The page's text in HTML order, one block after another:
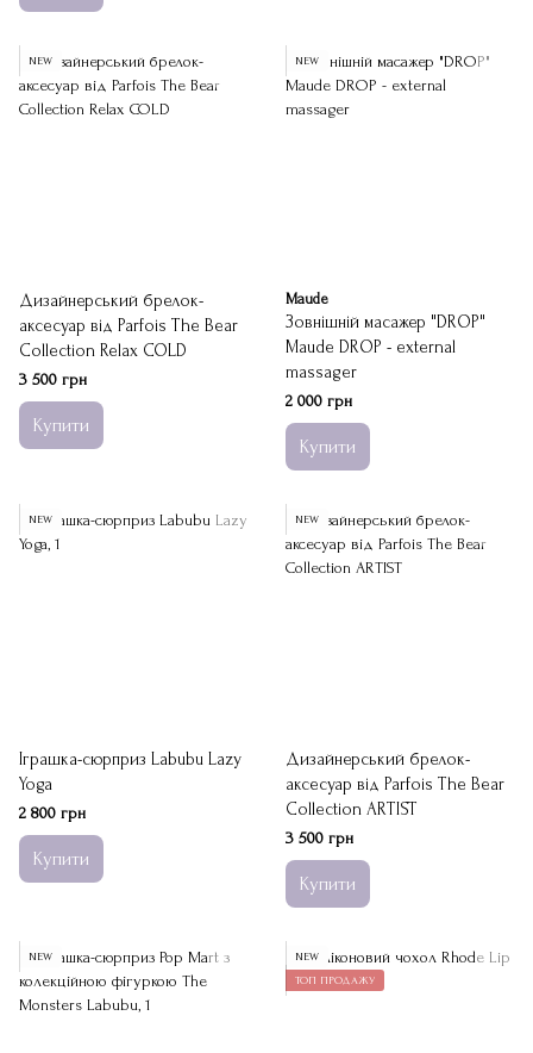
NEW
Дизайнерський брелок-
аксесуар від Parfois The Bear
Collection Relax COLD
3 500 грн
Купити
NEW
Maude
Зовнішній масажер "DROP"
Maude DROP - external
massager
2 000 грн
Купити
NEW
Іграшка-сюрприз Labubu Lazy
Yoga
2 800 грн
Купити
NEW
Дизайнерський брелок-
аксесуар від Parfois The Bear
Collection ARTIST
3 500 грн
Купити
NEW
NEW
ТОП ПРОДАЖУ